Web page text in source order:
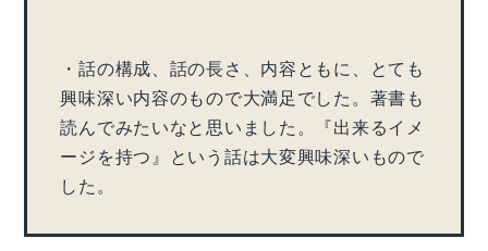
・話の構成、話の長さ、内容ともに、とても
興味深い内容のもので大満足でした。著書も
読んでみたいなと思いました。『出来るイメ
ージを持つ』という話は大変興味深いもので
した。